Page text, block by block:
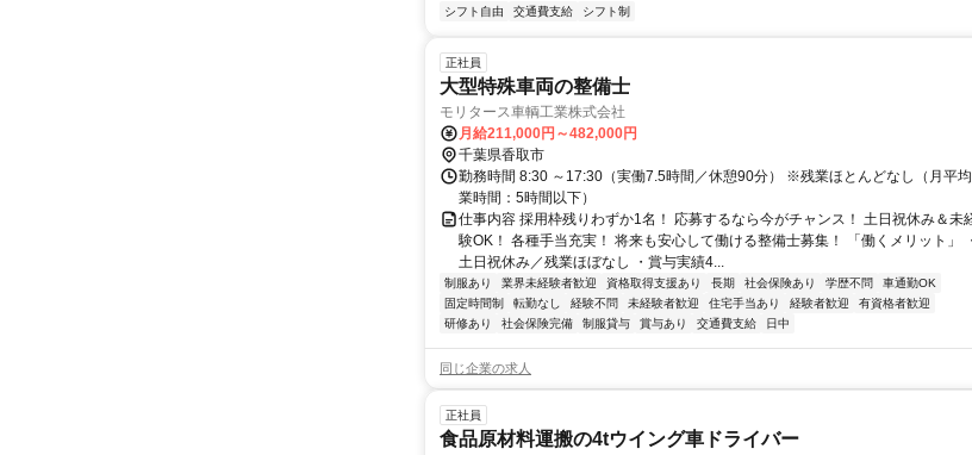
シフト自由 交通費支給 シフト制
正社員
大型特殊車両の整備士
モリタース車輌工業株式会社
月給211,000円～482,000円
千葉県香取市
勤務時間 8:30 ～17:30（実働7.5時間／休憩90分） ※残業ほとんどなし（月平
業時間：5時間以下）
仕事内容 採用枠残りわずか1名！ 応募するなら今がチャンス！ 土日祝休み＆未
験OK！ 各種手当充実！ 将来も安心して働ける整備士募集！ 「働くメリット」 ・
土日祝休み／残業ほぼなし ・賞与実績4...
制服あり 業界未経験者歓迎 資格取得支援あり 長期 社会保険あり 学歴不問
車通勤OK
固定時間制
転勤なし 経験不問 未経験者歓迎 住宅手当あり 経験者歓迎
有資格者歓迎
研修あり
社会保険完備 制服貸与 賞与あり 交通費支給 日中
同じ企業の求人
正社員
食品原材料運搬の4tウイング車ドライバー